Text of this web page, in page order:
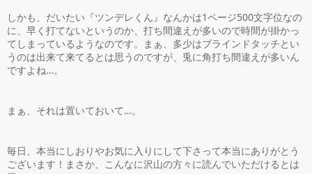
しかも、だいたい『ツンデレくん』なんかは1ページ500文字位なの
に、早く打てないというのか、打ち間違えが多いので時間が掛かっ
てしまっているようなのです。まぁ、多少はブラインドタッチとい
うのは出来て来てるとは思うのですが、兎に角打ち間違えが多いん
ですよね…。
まぁ、それは置いておいて…。
毎日、本当にしおりやお気に入りにして下さって本当にありがとう
ございます！まさか、こんなに沢山の方々に読んでいただけるとは